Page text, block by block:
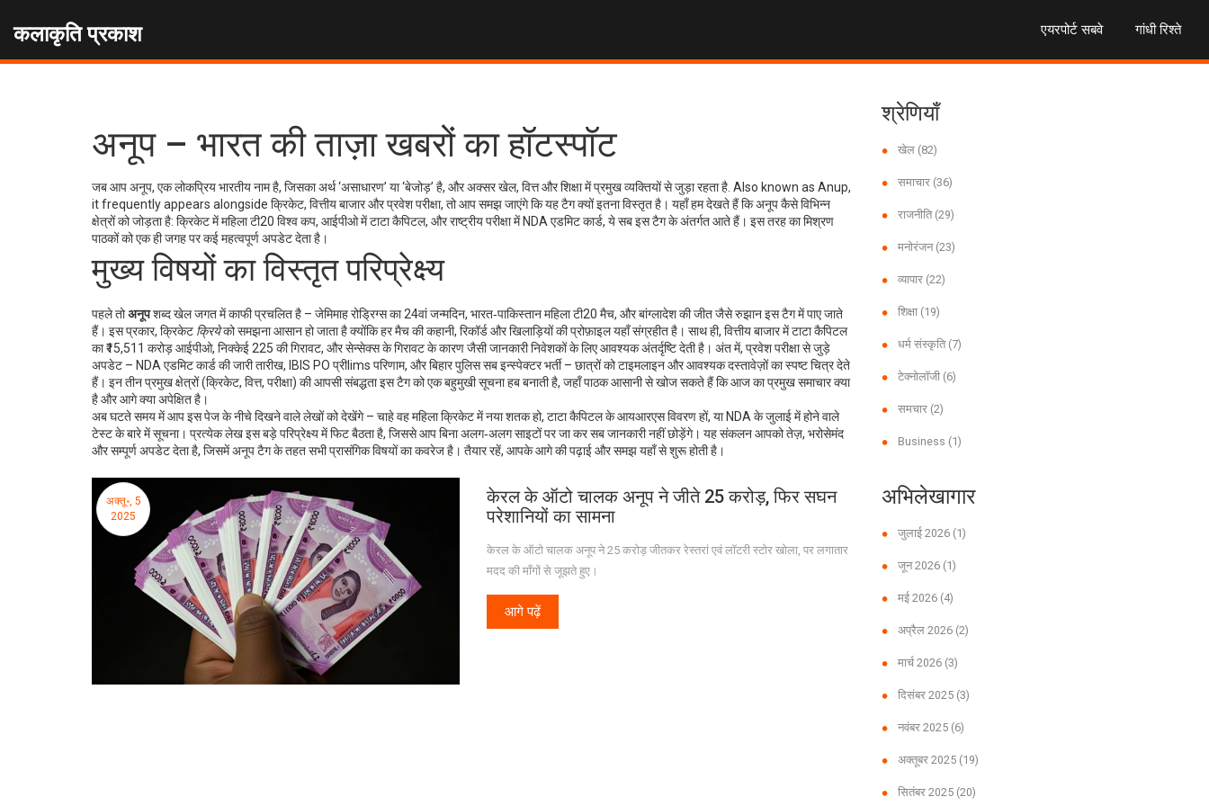
कलाकृति प्रकाश एयरपोर्ट सबवे गांधी रिश्ते
अनूप – भारत की ताज़ा खबरों का हॉटस्पॉट
जब आपअनूप, एक लोकप्रिय भारतीय नाम है, जिसका अर्थ ‘असाधारण’ या ‘बेजोड़’ है, और अक्सर खेल, वित्त और शिक्षा में प्रमुख व्यक्तियों से जुड़ा रहता है . Also known as Anup,
it frequently appears alongside क्रिकेट, वित्तीय बाजारऔरप्रवेश परीक्षा, तो आप समझ जाएंगे कि यह टैग क्यों इतना विस्तृत है। यहाँ हम देखते हैं कि अनूप कैसे विभिन्न
क्षेत्रों को जोड़ता है: क्रिकेट में महिला टी20 विश्व कप, आईपीओ में टाटा कैपिटल, और राष्ट्रीय परीक्षा में NDA एडमिट कार्ड, ये सब इस टैग के अंतर्गत आते हैं। इस तरह का मिश्रण
पाठकों को एक ही जगह पर कई महत्वपूर्ण अपडेट देता है।
मुख्य विषयों का विस्तृत परिप्रेक्ष्य
पहले तोअनूपशब्द खेल जगत में काफी प्रचलित है – जेमिमाह रोड्रिग्स का 24वां जन्मदिन, भारत‑पाकिस्तान महिला टी20 मैच, और बांग्लादेश की जीत जैसे रुझान इस टैग में पाए जाते
हैं। इस प्रकार, क्रिकेट क्रियेको समझना आसान हो जाता है क्योंकि हर मैच की कहानी, रिकॉर्ड और खिलाड़ियों की प्रोफ़ाइल यहाँ संग्रहीत है। साथ ही, वित्तीय बाजार में टाटा कैपिटल
का ₹15,511 करोड़ आईपीओ, निक्केई 225 की गिरावट, और सेन्सेक्स के गिरावट के कारण जैसी जानकारी निवेशकों के लिए आवश्यक अंतर्दृष्टि देती है। अंत में, प्रवेश परीक्षा से जुड़े
अपडेट – NDA एडमिट कार्ड की जारी तारीख, IBIS PO प्रीlims परिणाम, और बिहार पुलिस सब इन्स्पेक्टर भर्ती – छात्रों को टाइमलाइन और आवश्यक दस्तावेज़ों का स्पष्ट चित्र देते
हैं। इन तीन प्रमुख क्षेत्रों (क्रिकेट, वित्त, परीक्षा) की आपसी संबद्धता इस टैग को एक बहुमुखी सूचना हब बनाती है, जहाँ पाठक आसानी से खोज सकते हैं कि आज का प्रमुख समाचार क्या
है और आगे क्या अपेक्षित है।
अब घटते समय में आप इस पेज के नीचे दिखने वाले लेखों को देखेंगे – चाहे वह महिला क्रिकेट में नया शतक हो, टाटा कैपिटल के आयआरएस विवरण हों, या NDA के जुलाई में होने वाले
टेस्ट के बारे में सूचना। प्रत्येक लेख इस बड़े परिप्रेक्ष्य में फिट बैठता है, जिससे आप बिना अलग‑अलग साइटों पर जा कर सब जानकारी नहीं छोड़ेंगे। यह संकलन आपको तेज़, भरोसेमंद
और सम्पूर्ण अपडेट देता है, जिसमें अनूप टैग के तहत सभी प्रासंगिक विषयों का कवरेज है। तैयार रहें, आपके आगे की पढ़ाई और समझ यहाँ से शुरू होती है।
अक्तू॰, 5
2025
केरल के ऑटो चालक अनूप ने जीते 25 करोड़, फिर सघन
परेशानियों का सामना
केरल के ऑटो चालक अनूप ने 25 करोड़ जीतकर रेस्तरां एवं लॉटरी स्टोर खोला, पर लगातार
मदद की माँगों से जूझते हुए।
आगे पढ़ें
श्रेणियाँ
खेल (82)
समाचार (36)
राजनीति (29)
मनोरंजन (23)
व्यापार (22)
शिक्षा (19)
धर्म संस्कृति (7)
टेक्नोलॉजी (6)
समचार (2)
Business (1)
अभिलेखागार
जुलाई 2026 (1)
जून 2026 (1)
मई 2026 (4)
अप्रैल 2026 (2)
मार्च 2026 (3)
दिसंबर 2025 (3)
नवंबर 2025 (6)
अक्तूबर 2025 (19)
सितंबर 2025 (20)